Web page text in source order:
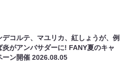
デコルテ、マユリカ、紅しょうが、例
炎がアンバサダーに! FANY夏のキャ
ーン開催2026.08.05